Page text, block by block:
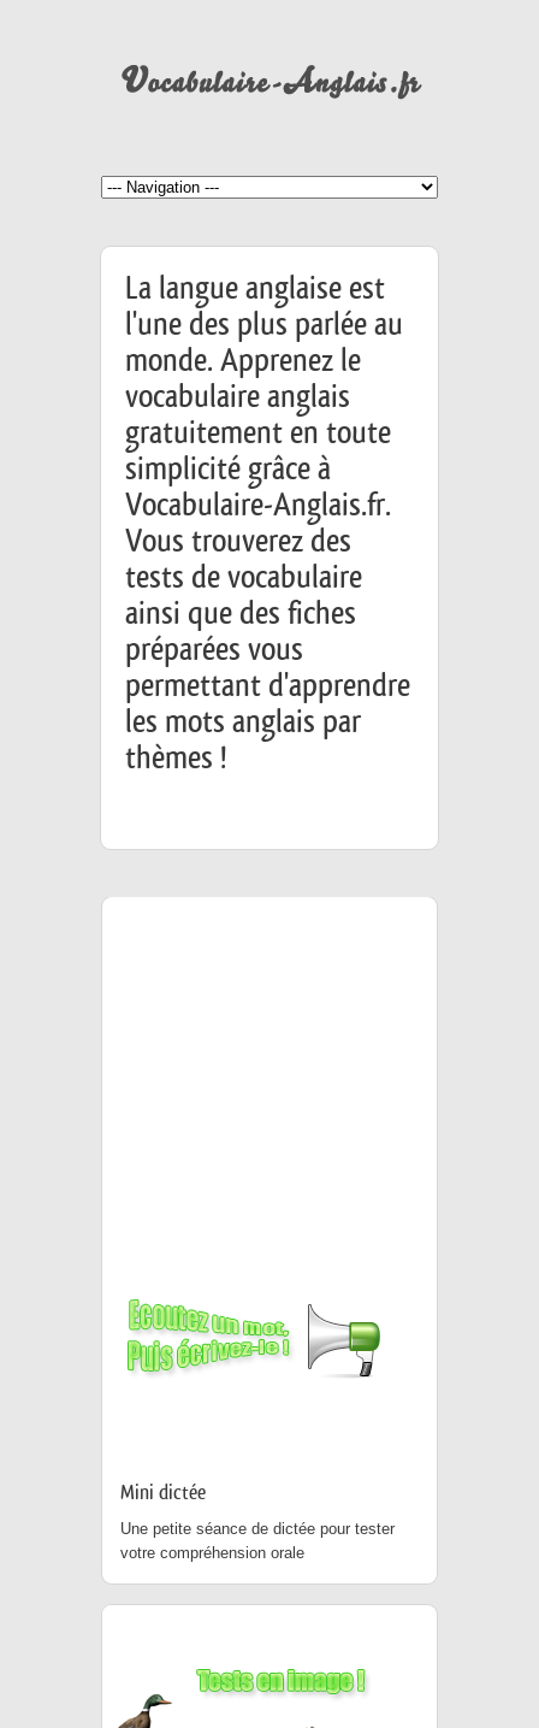
La langue anglaise est
l'une des plus parlée au
monde. Apprenez le
vocabulaire anglais
gratuitement en toute
simplicité grâce à
Vocabulaire-Anglais.fr.
Vous trouverez des
tests de vocabulaire
ainsi que des fiches
préparées vous
permettant d'apprendre
les mots anglais par
thèmes !
Mini dictée
Une petite séance de dictée pour tester
votre compréhension orale